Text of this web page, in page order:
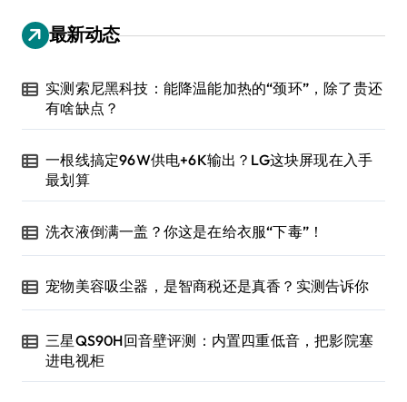
最新动态
实测索尼黑科技：能降温能加热的“颈环”，除了贵还
有啥缺点？
一根线搞定96W供电+6K输出？LG这块屏现在入手
最划算
洗衣液倒满一盖？你这是在给衣服“下毒”！
宠物美容吸尘器，是智商税还是真香？实测告诉你
三星QS90H回音壁评测：内置四重低音，把影院塞
进电视柜